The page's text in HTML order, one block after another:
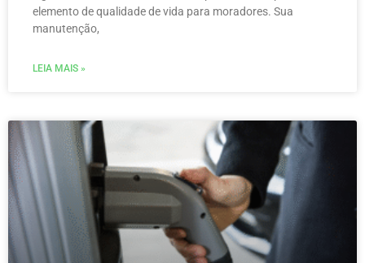
elemento de qualidade de vida para moradores. Sua
manutenção,
LEIA MAIS »